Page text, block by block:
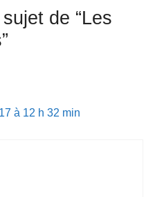
de “Les
à 12 h 32 min